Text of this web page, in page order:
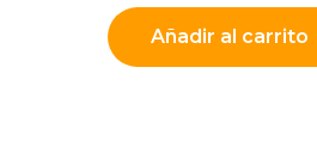
Añadir al carrito